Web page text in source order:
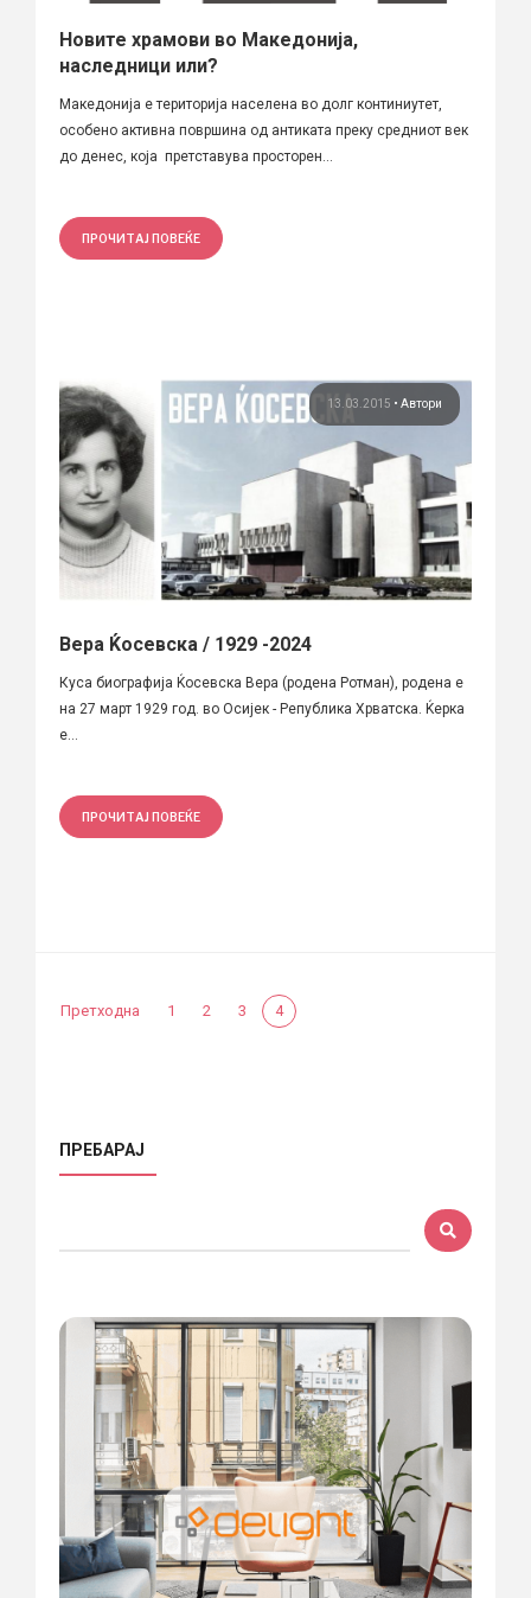
Новите храмови во Македонија,
наследници или?
Македонијa е територија населена во долг континиутет,
особено активна површина од антиката преку средниот век
до денес, која претставува просторен...
ПРОЧИТАЈ ПОВЕЌЕ
13.03.2015 • Автори
Вера Ќосевска / 1929 -2024
Куса биографија Ќосевска Вера (родена Ротман), родена е
на 27 март 1929 год. во Осијек - Република Хрватска. Ќерка
е...
ПРОЧИТАЈ ПОВЕЌЕ
Претходна 1 2 3 4
ПРЕБАРАЈ